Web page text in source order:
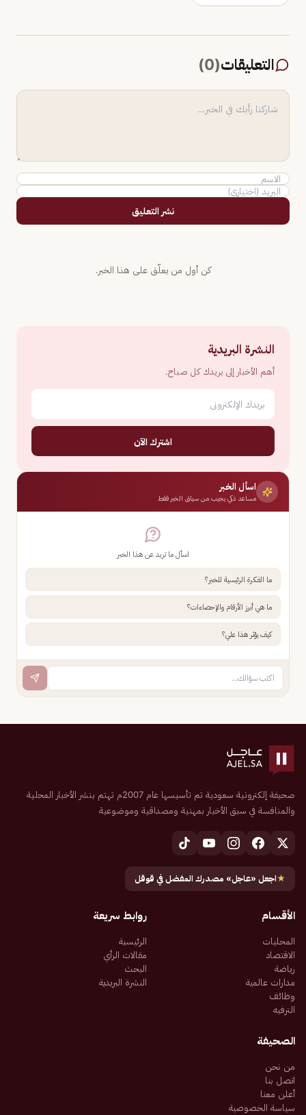
التعليقات(
0
)
نشر التعليق
كن أول من يعلّق على هذا الخبر.
النشرة البريدية
أهم الأخبار إلى بريدك كل صباح.
اشترك الآن
اسأل الخبر
مساعد ذكي يجيب من سياق الخبر فقط
اسأل ما تريد عن هذا الخبر
ما الفكرة الرئيسية للخبر؟
ما هي أبرز الأرقام والإحصاءات؟
كيف يؤثر هذا علي؟
صحيفة إلكترونية سعودية تم تأسيسها عام 2007م تهتم بنشر الأخبار المحلية
والمنافسة في سبق الأخبار بمهنية ومصداقية وموضوعية
★اجعل «عاجل» مصدرك المفضل في قوقل
الأقسام
المحليات
الاقتصاد
رياضة
مدارات عالمية
وظائف
الترفيه
روابط سريعة
الرئيسية
مقالات الرأي
البحث
النشرة البريدية
الصحيفة
من نحن
اتصل بنا
أعلن معنا
سياسة الخصوصية